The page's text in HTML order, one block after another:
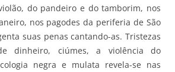
do pandeiro e do tamborim, nos
nos pagodes da periferia de São
suas penas cantando-as. Tristezas
dinheiro, ciúmes, a violência do
negra e mulata revela-se nas